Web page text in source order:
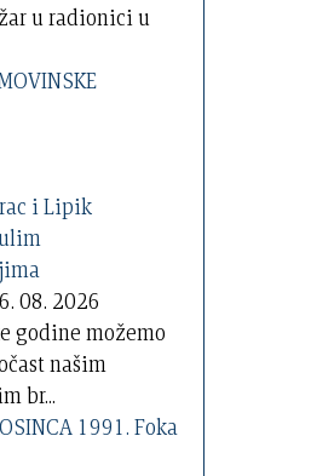
u radionici u
08. 2026
godine možemo
našim
br...
1991. Foka